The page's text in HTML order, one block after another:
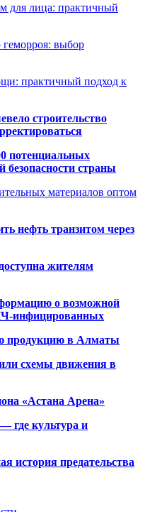
для лица: практичный
выбор
практичный подход к
строительство
потенциальных
безопасности страны
материалов оптом
нефть транзитом через
жителям
о возможной
инфицированных
продукцию в Алматы
схемы движения в
«Астана Арена»
где культура и
история предательства